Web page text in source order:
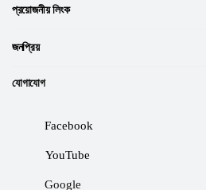
প্রয়োজনীয় লিংক
জনপ্রিয়
যোগাযোগ
Facebook
YouTube
Google